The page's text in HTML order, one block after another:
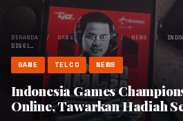
BERANDA / GAME/TELCO/NEWS /
DIGEL…
GAME TELCO NEWS
Indonesia Games
Online, Tawarkan Hadiah